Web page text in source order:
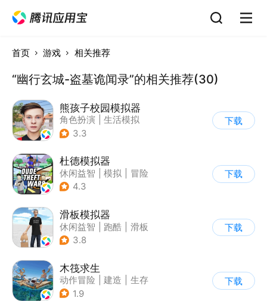
首页 游戏 相关推荐
“幽行玄城-盗墓诡闻录”的相关推荐(30)
熊孩子校园模拟器
角色扮演
生活模拟
| 写实
3.3
下载
杜德模拟器
休闲益智 模拟
冒险
| 写实
4.3
下载
滑板模拟器
休闲益智 跑酷
滑板
| 卡通
3.8
下载
木筏求生
动作冒险 建造
生存
| 写实
1.9
下载